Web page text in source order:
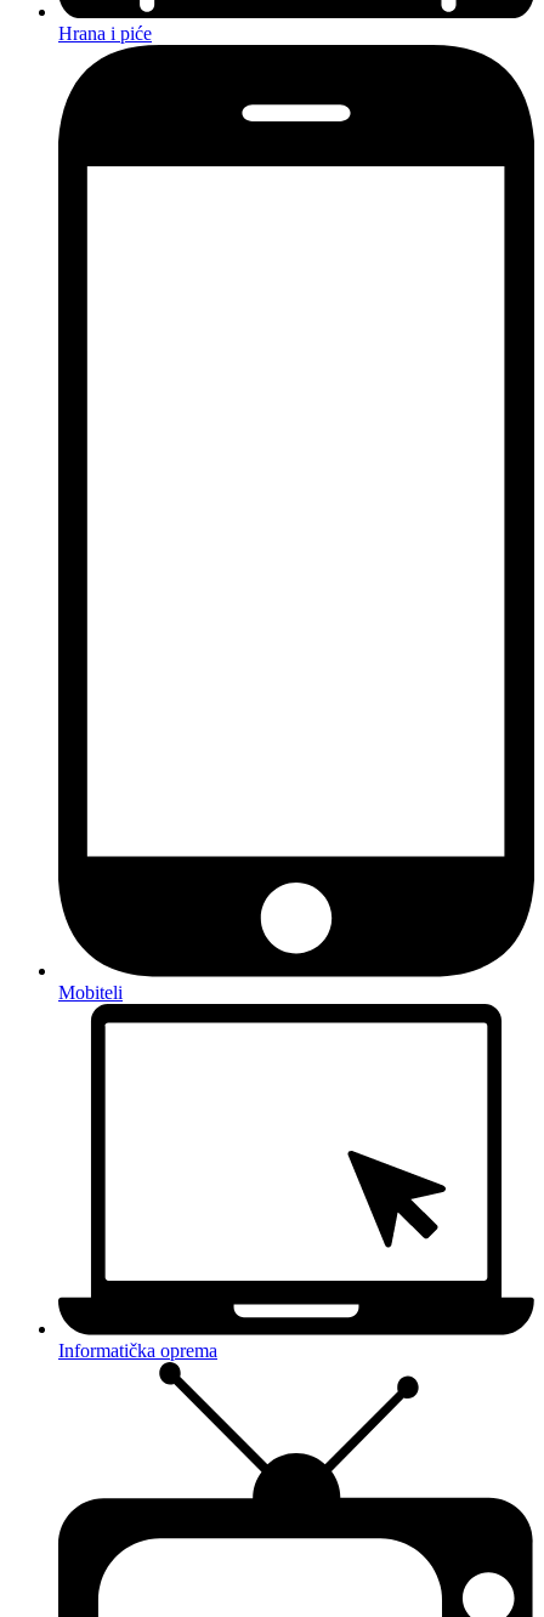
Hrana i piće
Mobiteli
Informatička oprema